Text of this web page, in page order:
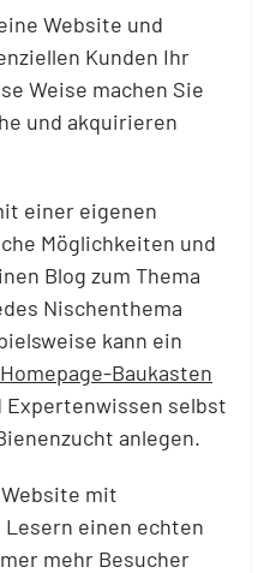
Website und
Kunden Ihr
Weise machen Sie
und akquirieren
einer eigenen
Möglichkeiten und
Blog zum Thema
Nischenthema
kann ein
Homepage-Baukasten
Expertenwissen selbst
anlegen.
mit
einen echten
mehr Besucher